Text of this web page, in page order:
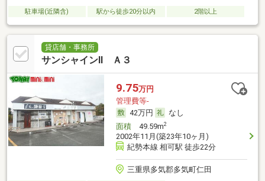
駐車場(近隣含) 駅から徒歩20分以内 2階以上
貸店舗・事務所
サンシャインⅡ Ａ３
9.75万円
管理費等-
42万円
なし
面積49.59m2
2002年11月(築23年10ヶ月)
紀勢本線 相可駅 徒歩22分
三重県多気郡多気町仁田